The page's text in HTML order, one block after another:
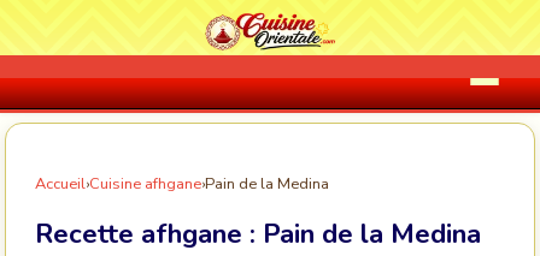
Accueil›Cuisine afhgane›Pain de la Medina
Recette afhgane : Pain de la Medina